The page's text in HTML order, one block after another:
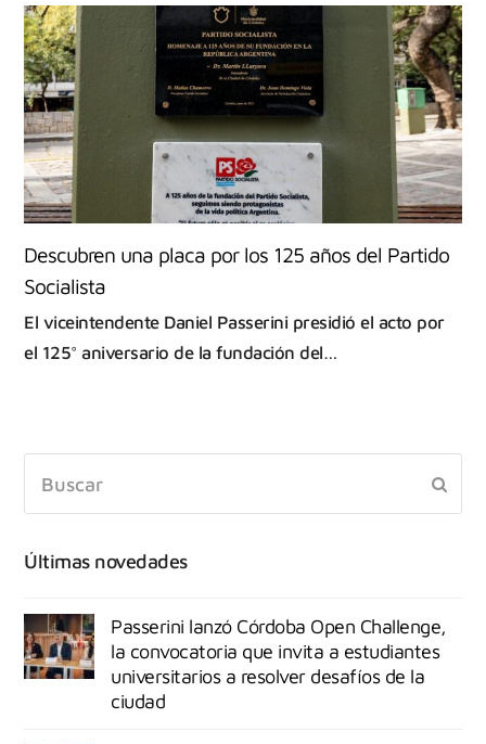
Descubren una placa por los 125 años del Partido
Socialista
El viceintendente Daniel Passerini presidió el acto por
el 125° aniversario de la fundación del…
Últimas novedades
Passerini lanzó Córdoba Open Challenge,
la convocatoria que invita a estudiantes
universitarios a resolver desafíos de la
ciudad